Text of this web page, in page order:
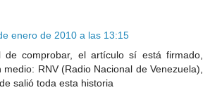
enero de 2010 a las 13:15
de comprobar, el artículo sí está firmado,
RNV (Radio Nacional de Venezuela),
salió toda esta historia